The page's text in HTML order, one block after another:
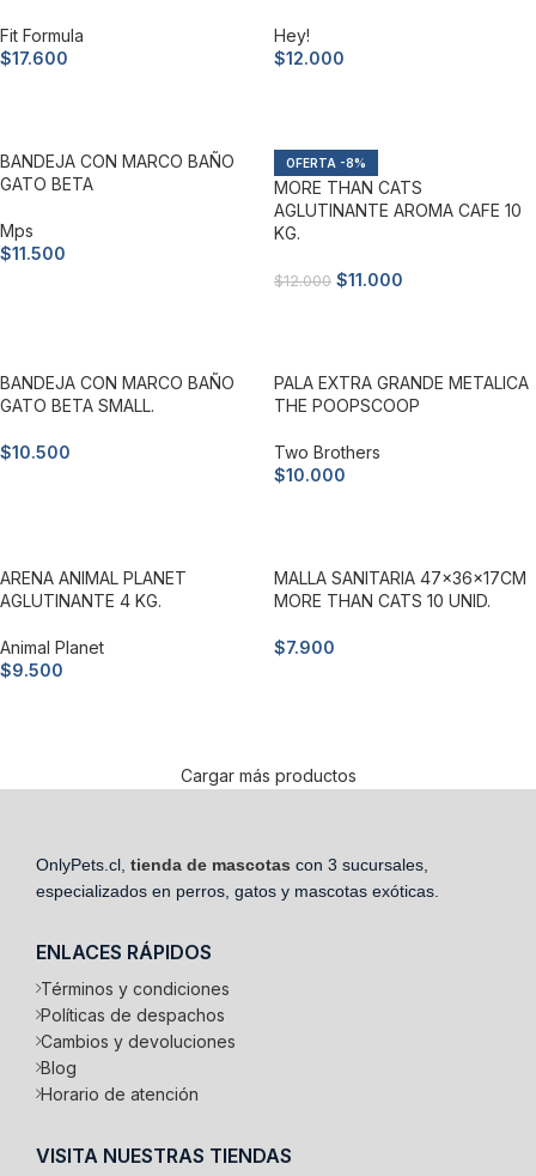
Fit Formula
$17.600
Hey!
$12.000
BANDEJA CON MARCO BAÑO
GATO BETA
Mps
$11.500
-8%
MORE THAN CATS
AGLUTINANTE AROMA CAFE 10
KG.
$12.000 $11.000
BANDEJA CON MARCO BAÑO
GATO BETA SMALL.
$10.500
PALA EXTRA GRANDE METALICA
THE POOPSCOOP
Two Brothers
$10.000
ARENA ANIMAL PLANET
AGLUTINANTE 4 KG.
Animal Planet
$9.500
MALLA SANITARIA 47x36x17CM
MORE THAN CATS 10 UNID.
$7.900
Cargar más productos
OnlyPets.cl, tienda de mascotas con 3 sucursales,
especializados en perros, gatos y mascotas exóticas.
ENLACES RÁPIDOS
Términos y condiciones
Políticas de despachos
Cambios y devoluciones
Blog
Horario de atención
VISITA NUESTRAS TIENDAS